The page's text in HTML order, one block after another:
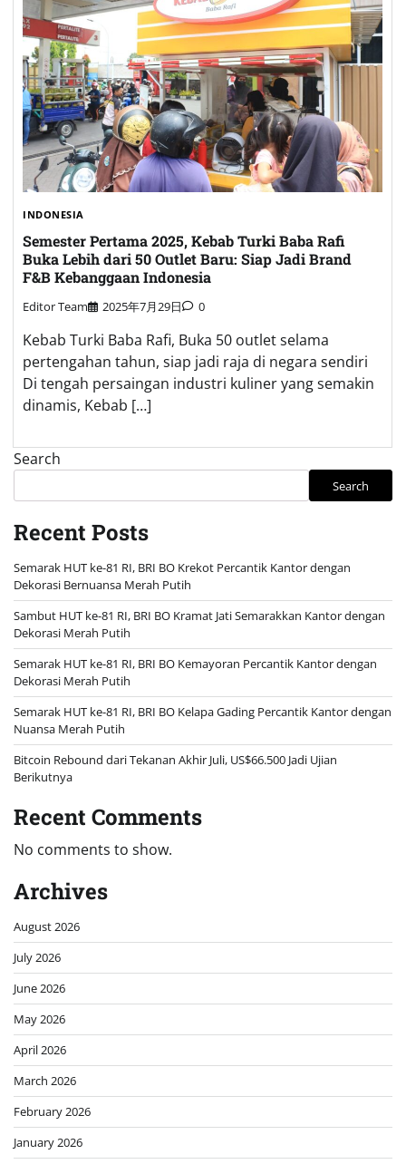
INDONESIA
Semester Pertama 2025, Kebab Turki Baba Rafi
Buka Lebih dari 50 Outlet Baru: Siap Jadi Brand
F&B Kebanggaan Indonesia
Editor Team 2025年7月29日 0
Kebab Turki Baba Rafi, Buka 50 outlet selama
pertengahan tahun, siap jadi raja di negara sendiri
Di tengah persaingan industri kuliner yang semakin
dinamis, Kebab […]
Search
Search
Recent Posts
Semarak HUT ke-81 RI, BRI BO Krekot Percantik Kantor dengan
Dekorasi Bernuansa Merah Putih
Sambut HUT ke-81 RI, BRI BO Kramat Jati Semarakkan Kantor dengan
Dekorasi Merah Putih
Semarak HUT ke-81 RI, BRI BO Kemayoran Percantik Kantor dengan
Dekorasi Merah Putih
Semarak HUT ke-81 RI, BRI BO Kelapa Gading Percantik Kantor dengan
Nuansa Merah Putih
Bitcoin Rebound dari Tekanan Akhir Juli, US$66.500 Jadi Ujian
Berikutnya
Recent Comments
No comments to show.
Archives
August 2026
July 2026
June 2026
May 2026
April 2026
March 2026
February 2026
January 2026